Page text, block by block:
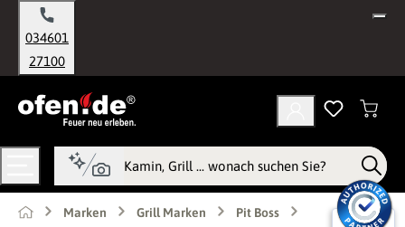
springen
034601
27100
Marken Grill Marken
Pit Boss